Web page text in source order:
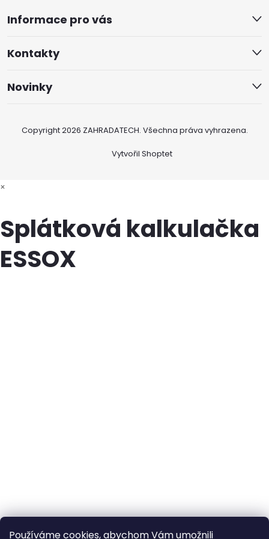
Používáme cookies, abychom Vám umožnili
Informace pro vás
Kontakty
Novinky
Vytvořil Shoptet
Copyright 2026 ZAHRADATECH. Všechna práva vyhrazena.
×
Splátková kalkulačka
ESSOX